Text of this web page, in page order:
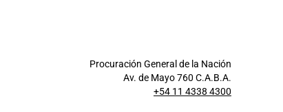
Procuración General de la Nación
Av. de Mayo 760 C.A.B.A.
+54 11 4338 4300